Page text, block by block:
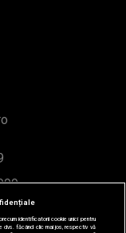
identificatorii cookie unici pentru
dvs. făcând clic mai jos, respectiv vă